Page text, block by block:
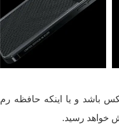
اینکه گوشی مد نظر شما ایفون 13 پرو یا پرو مکس باشد و یا اینکه حافظه رم